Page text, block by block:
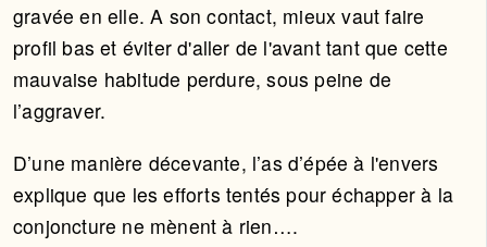
gravée en elle. A son contact, mieux vaut faire
profil bas et éviter d'aller de l'avant tant que cette
mauvaise habitude perdure, sous peine de
l’aggraver.
D’une manière décevante, l’as d’épée à l'envers
explique que les efforts tentés pour échapper à la
conjoncture ne mènent à rien….